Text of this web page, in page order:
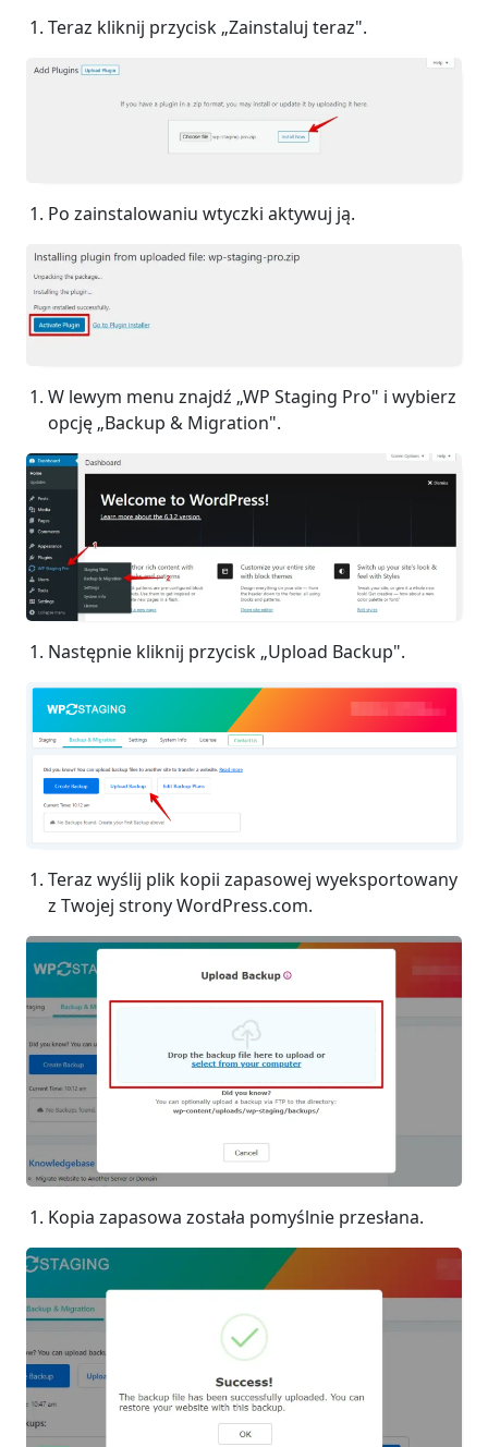
Teraz kliknij przycisk „Zainstaluj teraz".
Po zainstalowaniu wtyczki aktywuj ją.
W lewym menu znajdź „WP Staging Pro" i wybierz
opcję „Backup & Migration".
Następnie kliknij przycisk „Upload Backup".
Teraz wyślij plik kopii zapasowej wyeksportowany
z Twojej strony WordPress.com.
Kopia zapasowa została pomyślnie przesłana.